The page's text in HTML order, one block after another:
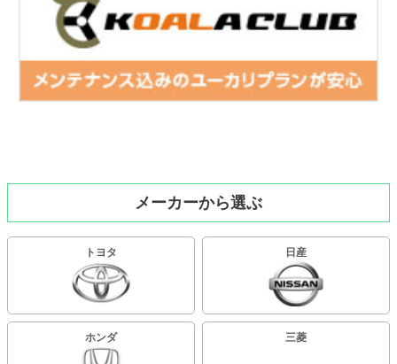
メーカーから選ぶ
トヨタ 日産
ホンダ 三菱